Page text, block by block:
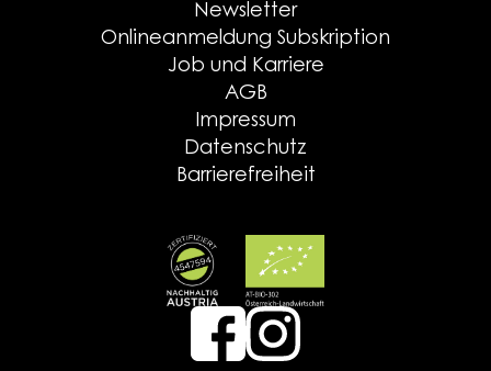
Newsletter
Onlineanmeldung Subskription
Job und Karriere
AGB
Impressum
Datenschutz
Barrierefreiheit